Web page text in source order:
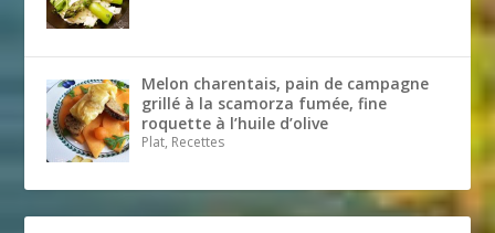
Melon charentais, pain de campagne
grillé à la scamorza fumée, fine
roquette à l’huile d’olive
Plat, Recettes